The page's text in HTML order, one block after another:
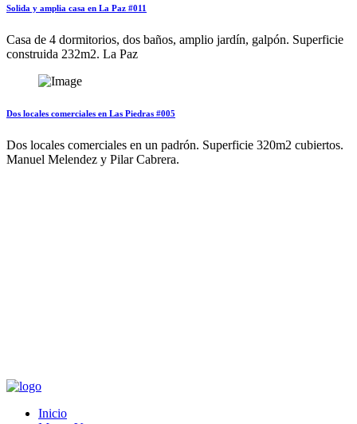
Solida y amplia casa en La Paz #011
Casa de 4 dormitorios, dos baños, amplio jardín, galpón. Superficie
construida 232m2. La Paz
Dos locales comerciales en Las Piedras #005
Dos locales comerciales en un padrón. Superficie 320m2 cubiertos.
Manuel Melendez y Pilar Cabrera.
Inicio